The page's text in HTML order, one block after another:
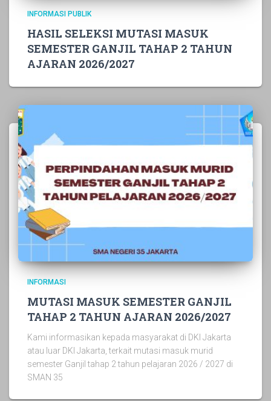
INFORMASI PUBLIK
HASIL SELEKSI MUTASI MASUK
SEMESTER GANJIL TAHAP 2 TAHUN
AJARAN 2026/2027
INFORMASI
MUTASI MASUK SEMESTER GANJIL
TAHAP 2 TAHUN AJARAN 2026/2027
Kami informasikan kepada masyarakat di DKI Jakarta
atau luar DKI Jakarta, terkait mutasi masuk murid
semester Ganjil tahap 2 tahun pelajaran 2026 / 2027 di
SMAN 35